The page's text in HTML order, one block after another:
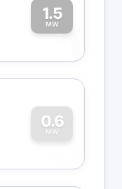
1.5
MW1
0.6
MW
0